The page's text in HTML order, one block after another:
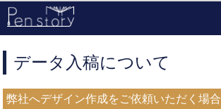
デ
ー
い
データ入稿について
弊社へデザイン作成をご依頼いただく場合